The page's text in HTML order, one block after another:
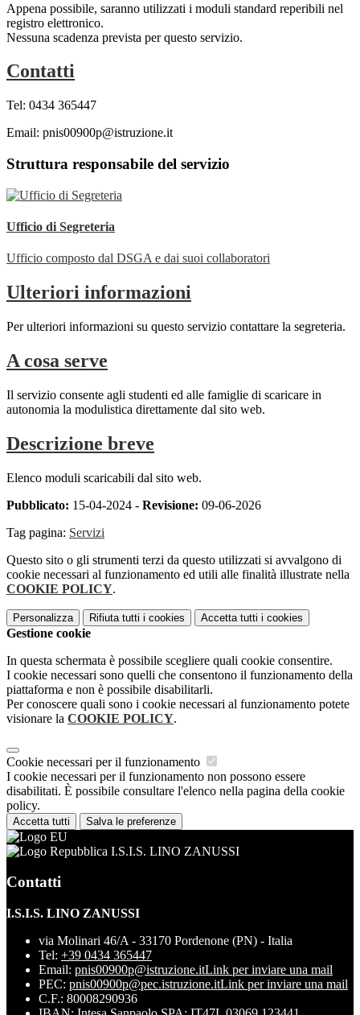
Appena possibile, saranno utilizzati i moduli standard reperibili nel
registro elettronico.
Nessuna scadenza prevista per questo servizio.
Contatti
Tel: 0434 365447
Email: pnis00900p@istruzione.it
Struttura responsabile del servizio
Ufficio di Segreteria
Ufficio composto dal DSGA e dai suoi collaboratori
Ulteriori informazioni
Per ulteriori informazioni su questo servizio contattare la segreteria.
A cosa serve
Il servizio consente agli studenti ed alle famiglie di scaricare in
autonomia la modulistica direttamente dal sito web.
Descrizione breve
Elenco moduli scaricabili dal sito web.
Pubblicato: 15-04-2024 - Revisione: 09-06-2026
Tag pagina: Servizi
Questo sito o gli strumenti terzi da questo utilizzati si avvalgono di
cookie necessari al funzionamento ed utili alle finalità illustrate nella
COOKIE POLICY.
Personalizza Rifiuta tutti i cookies Accetta tutti i cookies
Gestione cookie
In questa schermata è possibile scegliere quali cookie consentire.
I cookie necessari sono quelli che consentono il funzionamento della
piattaforma e non è possibile disabilitarli.
Per conoscere quali sono i cookie necessari al funzionamento potete
visionare la COOKIE POLICY.
Cookie necessari per il funzionamento
I cookie necessari per il funzionamento non possono essere
disabilitati. È possibile consultare l'elenco nella pagina della cookie
policy.
Accetta tutti Salva le preferenze
I.S.I.S. LINO ZANUSSI
Contatti
I.S.I.S. LINO ZANUSSI
via Molinari 46/A - 33170 Pordenone (PN) - Italia
Tel: +39 0434 365447
Email: pnis00900p@istruzione.itLink per inviare una mail
PEC: pnis00900p@pec.istruzione.itLink per inviare una mail
C.F.: 80008290936